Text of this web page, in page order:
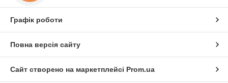
Графік роботи
Повна версія сайту
Сайт створено на маркетплейсі Prom.ua